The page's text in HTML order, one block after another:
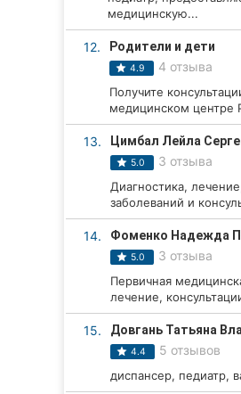
Ивано-Франковск
Ужгород
медицинскую...
12. Родители и дети
4.9 4 отзыва
Получите
медицинском центре
13. Цимбал Лейла
5.0 3 отзыва
Диагностика,
заболеваний и
14. Фоменко Надежда
5.0 3 отзыва
Первичная
лечение,
15. Довгань Татьяна
4.4 5 отзывов
диспансер, педиатр,